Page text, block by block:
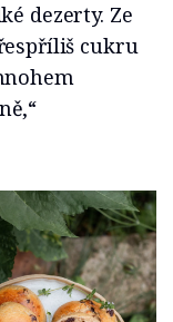
dezerty. Ze
cukru